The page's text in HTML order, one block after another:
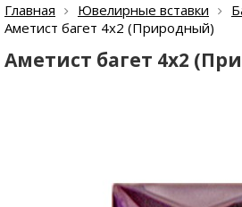
Главная Ювелирные вставки
Аметист багет 4х2 (Природный)
Аметист багет 4х2